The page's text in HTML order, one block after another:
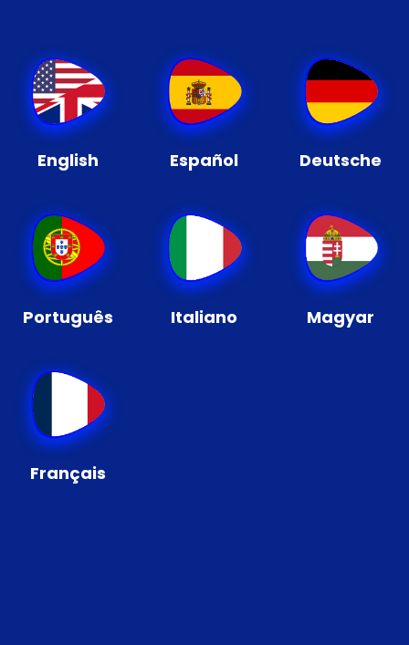
English Español Deutsche
Português Italiano Magyar
Français